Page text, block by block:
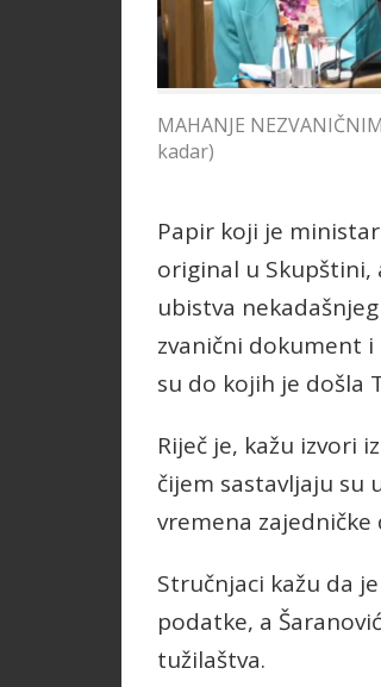
MAHANJE
kadar)
Papir koji je
original u Skupštini,
ubistva
zvanični dokument
su do kojih je došla
Riječ je, kažu izvori
čijem sastavljaju su
vremena zajedničke
Stručnjaci kažu da
podatke, a
tužilaštva.